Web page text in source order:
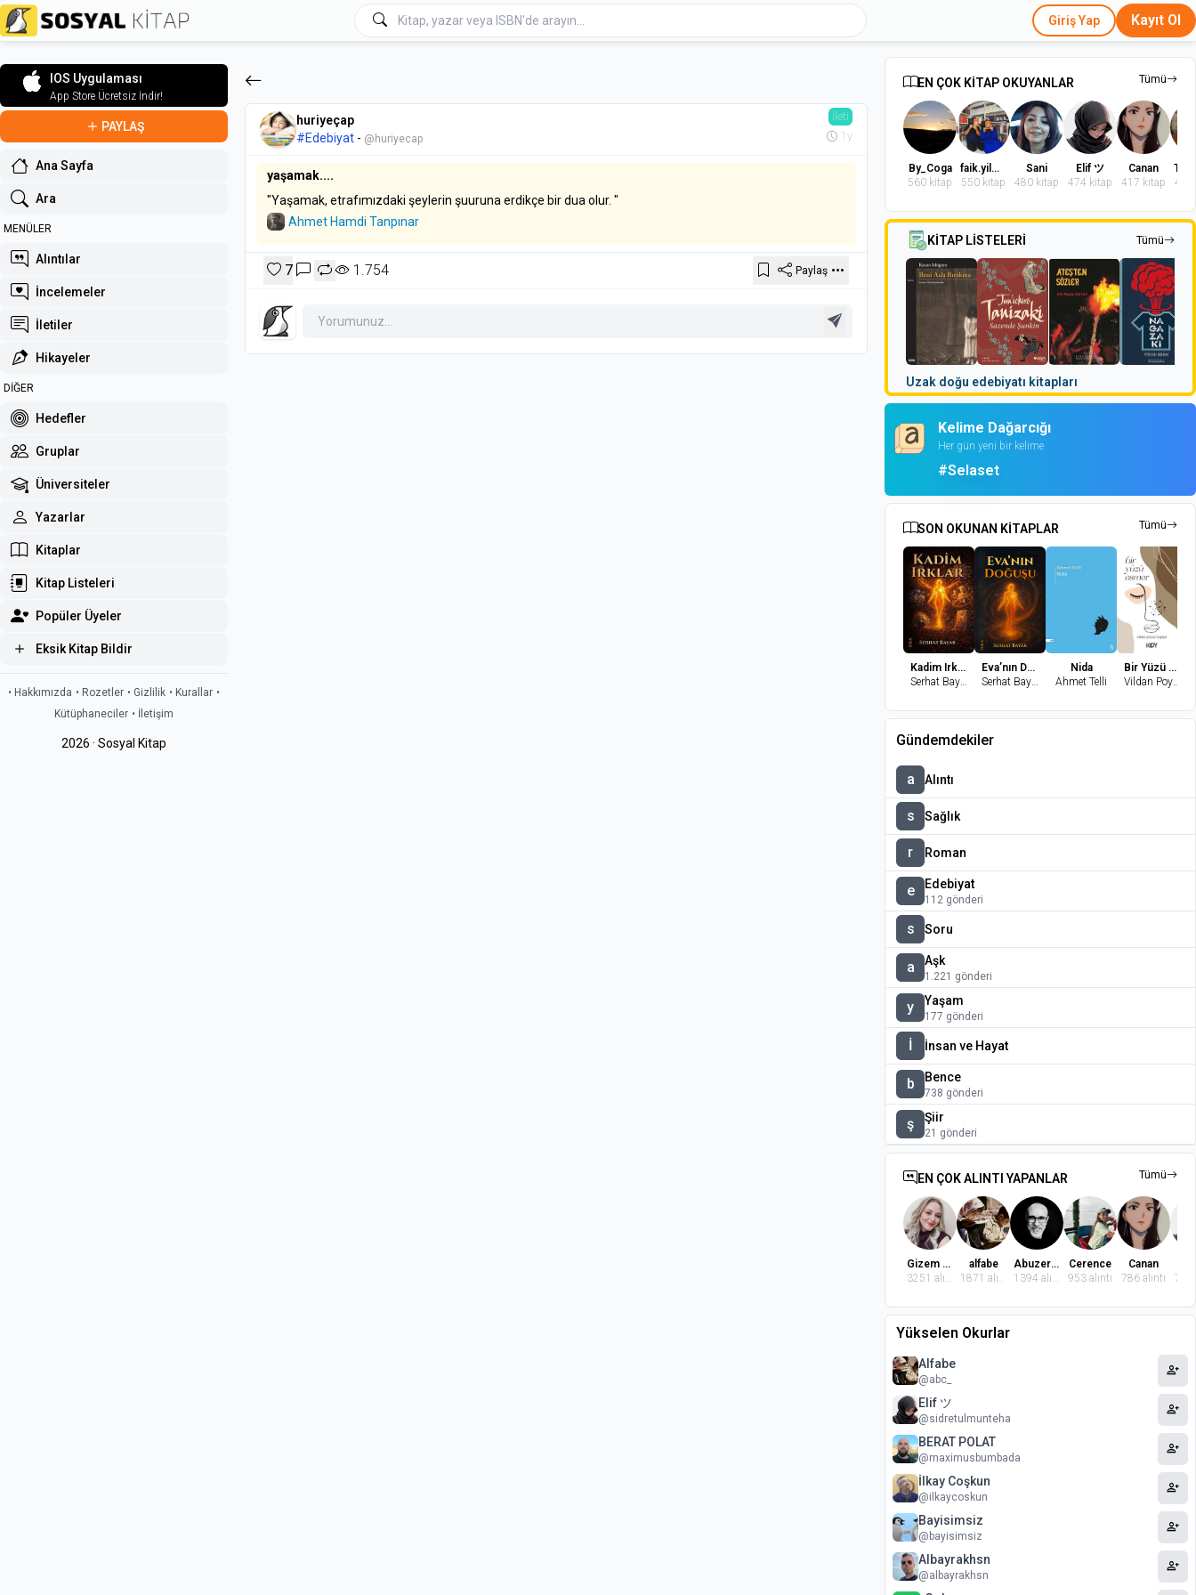
Giriş Yap Kayıt Ol
IOS Uygulaması
App Store Ücretsiz İndir!
PAYLAŞ
Ana Sayfa
Ara
MENÜLER
Alıntılar
İncelemeler
İletiler
Hikayeler
DİĞER
Hedefler
Gruplar
Üniversiteler
Yazarlar
Kitaplar
Kitap Listeleri
Popüler Üyeler
Eksik Kitap Bildir
• Hakkımızda • Rozetler • Gizlilik • Kurallar •
Kütüphaneciler • İletişim
2026 · Sosyal Kitap
huriyeçap
#Edebiyat - @huriyecap
İleti
1y
yaşamak....
"Yaşamak, etrafımızdaki şeylerin şuuruna erdikçe bir dua olur. "
Ahmet Hamdi Tanpınar
7 1.754 Paylaş
EN ÇOK KİTAP OKUYANLAR Tümü
By_Coga
560 kitap
faik.yilmaz.9
550 kitap
Sani
480 kitap
Elif ツ
474 kitap
Canan
417 kitap
402
KİTAP LİSTELERİ Tümü
Uzak doğu edebiyatı kitapları
Kelime Dağarcığı
Her gün yeni bir kelime
#Selaset
SON OKUNAN KİTAPLAR Tümü
Kadim Irklar
Serhat Bayar
Eva’nın Doğuşu
Serhat Bayar
Nida
Ahmet Telli
Bir Yüzü Esmer
Vildan Poyraz Coşkun
Gündemdekiler
a Alıntı
s Sağlık
r Roman
e Edebiyat
112 gönderi
s Soru
a Aşk
1.221 gönderi
y Yaşam
177 gönderi
İ İnsan ve Hayat
b Bence
738 gönderi
ş Şiir
21 gönderi
EN ÇOK ALINTI YAPANLAR Tümü
Gizem Dindaroğlu
3251 alıntı
alfabe
1871 alıntı
Abuzer Badem
1394 alıntı
Cerence
953 alıntı
Canan
786 alıntı
764
Yükselen Okurlar
Alfabe
@abc_ person_add
Elif ツ
@sidretulmunteha person_add
BERAT POLAT
@maximusbumbada person_add
İlkay Coşkun
@ilkaycoskun person_add
Bayisimsiz
@bayisimsiz person_add
Albayrakhsn
@albayrakhsn person_add